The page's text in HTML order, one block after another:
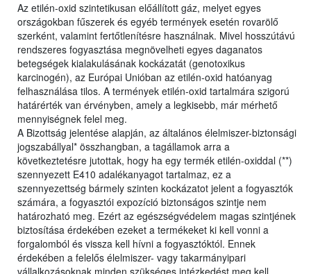
Az etilén-oxid szintetikusan előállított gáz, melyet egyes
országokban fűszerek és egyéb termények esetén rovarölő
szerként, valamint fertőtlenítésre használnak. Mivel hosszútávú
rendszeres fogyasztása megnövelheti egyes daganatos
betegségek kialakulásának kockázatát (genotoxikus
karcinogén), az Európai Unióban az etilén-oxid hatóanyag
felhasználása tilos. A termények etilén-oxid tartalmára szigorú
határérték van érvényben, amely a legkisebb, már mérhető
mennyiségnek felel meg.
A Bizottság jelentése alapján, az általános élelmiszer-biztonsági
jogszabállyal* összhangban, a tagállamok arra a
következtetésre jutottak, hogy ha egy termék etilén-oxiddal (**)
szennyezett E410 adalékanyagot tartalmaz, ez a
szennyezettség bármely szinten kockázatot jelent a fogyasztók
számára, a fogyasztói expozíció biztonságos szintje nem
határozható meg. Ezért az egészségvédelem magas szintjének
biztosítása érdekében ezeket a termékeket ki kell vonni a
forgalomból és vissza kell hívni a fogyasztóktól. Ennek
érdekében a felelős élelmiszer- vagy takarmányipari